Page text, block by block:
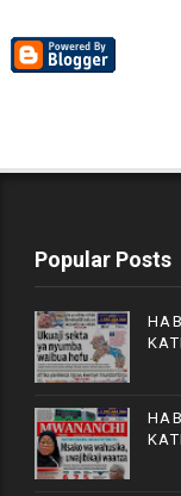
Popular Posts